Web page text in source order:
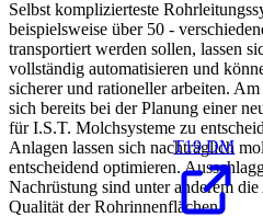
Selbst komplizierteste
beispielsweise über 50 -
transportiert werden sollen, lassen
vollständig automatisieren und
sicherer und rationeller arbeiten.
sich bereits bei der Planung einer
für I.S.T. Molchsysteme zu
Anlagen lassen sich nachträglich
entscheidend optimieren.
Nachrüstung sind unter anderem
Qualität der Rohrinnenflächen.
T19 DM